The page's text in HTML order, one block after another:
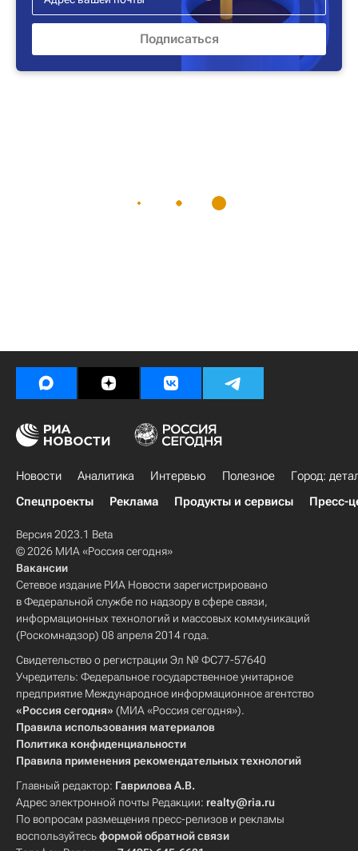
Новости Аналитика Интервью Полезное
Город:
Спецпроекты
Реклама Продукты и сервисы Пресс-
Версия 2023.1 Beta
© 2026 МИА «Россия сегодня»
Вакансии
Сетевое издание РИА Новости зарегистрировано
в Федеральной службе по надзору в сфере связи,
информационных технологий и массовых коммуникаций
(Роскомнадзор) 08 апреля 2014 года.
Свидетельство о регистрации Эл № ФС77-57640
Учредитель: Федеральное государственное унитарное
предприятие Международное информационное агентство
«Россия сегодня» (МИА «Россия сегодня»).
Правила использования материалов
Политика конфиденциальности
Правила применения рекомендательных технологий
Главный редактор: Гаврилова А.В.
Адрес электронной почты Редакции: realty@ria.ru
По вопросам размещения пресс-релизов и рекламы
воспользуйтесьформой обратной связи